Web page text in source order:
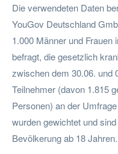
Die verwendeten Daten
YouGov Deutschland
1.000 Männer und
befragt, die gesetzlich
zwischen dem 30.06. und
Teilnehmer (davon 1.815
Personen) an der
wurden gewichtet und
Bevölkerung ab 18 Jahren.